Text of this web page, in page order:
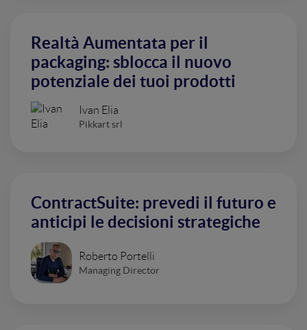
Realtà Aumentata per il
packaging: sblocca il nuovo
potenziale dei tuoi prodotti
Ivan Elia
Pikkart srl
ContractSuite: prevedi il futuro e
anticipi le decisioni strategiche
Roberto Portelli
Managing Director